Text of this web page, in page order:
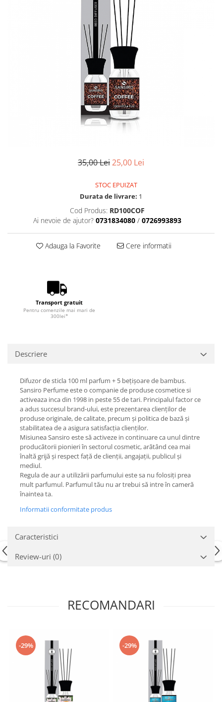
35,00 Lei25,00 Lei
STOC EPUIZAT
Durata de livrare: 1
Cod Produs: RD100COF
Ai nevoie de ajutor? 0731834080 / 0726993893
Adauga la Favorite Cere informatii
Transport gratuit
Pentru comenzile mai mari de
300lei*
Descriere
Difuzor de sticla 100 ml parfum + 5 bețișoare de bambus.
Sansiro Perfume este o companie de produse cosmetice si
activeaza inca din 1998 in peste 55 de tari. Principalul factor ce
a adus succesul brand-ului, este prezentarea clienților de
produse originale, de calitate, precum și politica de bază și
stabilitatea de a asigura satisfacția clienților.
Misiunea Sansiro este să activeze in continuare ca unul dintre
producătorii pionieri în sectorul cosmetic, arătând cea mai
înaltă grijă și respect față de clienții, angajații, publicul și
mediul.
Regula de aur a utilizării parfumului este sa nu folosiți prea
mult parfumul. Parfumul tău nu ar trebui să intre în cameră
înaintea ta.
Informatii conformitate produs
Caracteristici
Review-uri (0)
RECOMANDARI
-29% -29%